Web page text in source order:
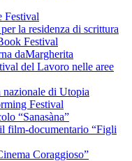
Festival
la residenza di scrittura
Festival
daMargherita
del Lavoro nelle aree
nazionale di Utopia
Festival
“Sanasàna”
documentario “Figli
Coraggioso”